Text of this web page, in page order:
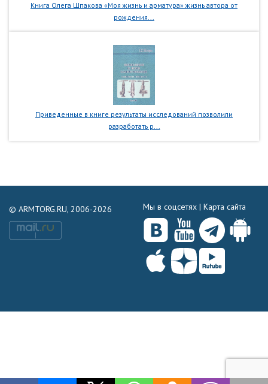
Книга Олега Шпакова «Моя жизнь и арматура» жизнь автора от
рождения...
Приведенные в книге результаты исследований позволили
разработать р...
© ARMTORG.RU, 2006-2026 Мы в соцсетях | Карта сайта